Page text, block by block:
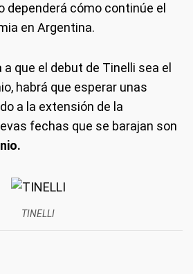
dependerá cómo continúe el
en Argentina.
que el debut de Tinelli sea el
habrá que esperar unas
a la extensión de la
fechas que se barajan son
TINELLI